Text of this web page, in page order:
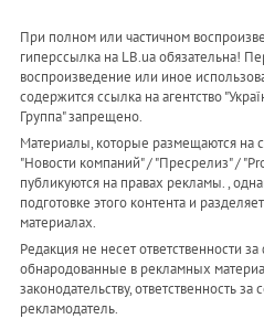
При полном или частичном
гиперссылка на LB.ua обязательна!
воспроизведение или иное
содержится ссылка на агентство
Группа" запрещено.
Материалы, которые размещаются на
"Новости компаний" / "Пресрелиз" /
публикуются на правах рекламы. ,
подготовке этого контента и
материалах.
Редакция не несет ответственности
обнародованные в рекламных
законодательству, ответственность
рекламодатель.